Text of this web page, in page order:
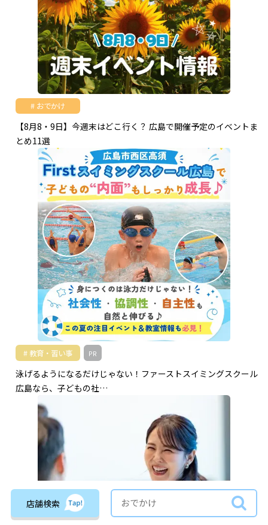
おでかけ
【8月8・9日】今週末はどこ行く？ 広島で開催予定のイベントま
とめ11選
教育・習い事 PR
泳げるようになるだけじゃない！ファーストスイミングスクール
広島なら、子どもの社…
店舗検索